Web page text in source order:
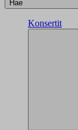
Hae
Konsertit